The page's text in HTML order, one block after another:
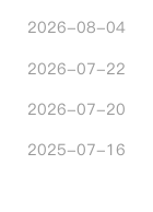
2026-08-04
2026-07-22
2026-07-20
2025-07-16